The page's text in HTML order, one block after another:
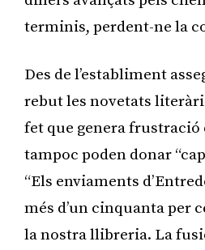
terminis, perdent-ne la
Des de l’establiment
rebut les novetats
fet que genera frustració
tampoc poden donar
“Els enviaments
més d’un cinquanta per
la nostra llibreria. La